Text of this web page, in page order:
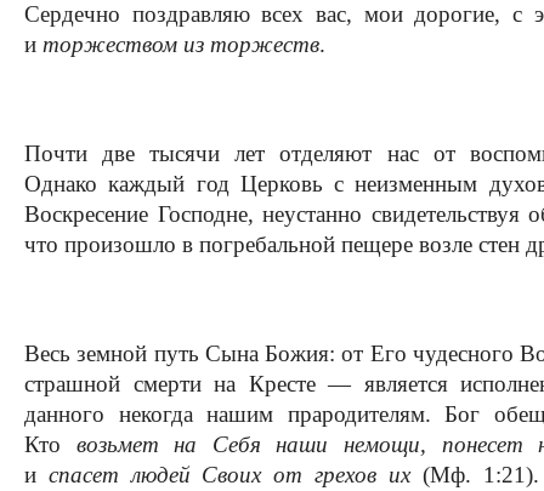
Сердечно поздравляю всех вас, мои дорогие, с
и торжеством из торжеств.
Почти две тысячи лет отделяют нас от
Однако каждый год Церковь с неизменным
Воскресение Господне, неустанно свидетельствуя
что произошло в погребальной пещере возле стен
Весь земной путь Сына Божия: от Его чудесного
страшной смерти на Кресте — является
данного некогда нашим прародителям. Бог
Кто возьмет на Себя наши немощи, понесет
и спасет людей Своих от грехов их(Мф. 1:21).